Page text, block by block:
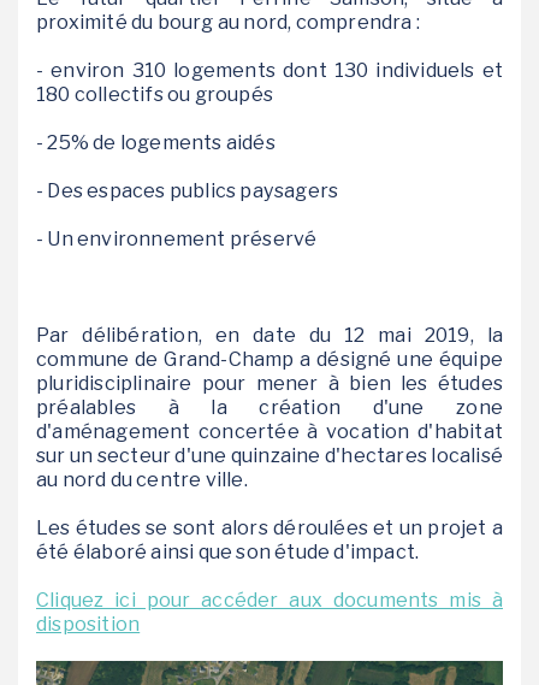
SOCIAL / SOLIDARITÉ
SANTÉ
proximité du bourg au nord, comprendra :
- environ 310 logements dont 130 individuels et
180 collectifs ou groupés
- 25% de logements aidés
- Des espaces publics paysagers
- Un environnement préservé
Par délibération, en date du 12 mai 2019, la
commune de Grand-Champ a désigné une équipe
pluridisciplinaire pour mener à bien les études
préalables à la création d'une zone
d'aménagement concertée à vocation d'habitat
sur un secteur d'une quinzaine d'hectares localisé
au nord du centre ville.
Les études se sont alors déroulées et un projet a
été élaboré ainsi que son étude d'impact.
Cliquez ici pour accéder aux documents mis à
disposition